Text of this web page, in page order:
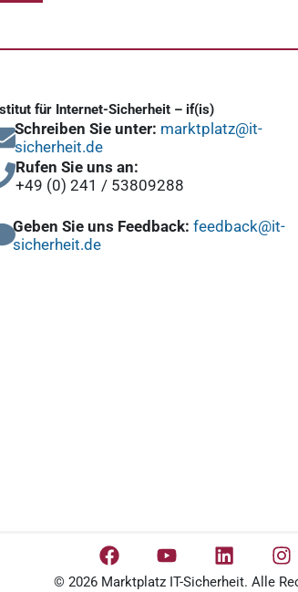
für Internet-Sicherheit – if(is)
Schreiben Sie unter: marktplatz@it-
sicherheit.de
Rufen Sie uns an:
+49 (0) 241 / 53809288
Geben Sie uns Feedback: feedback@it-
sicherheit.de
© 2026 Marktplatz IT-Sicherheit. Alle